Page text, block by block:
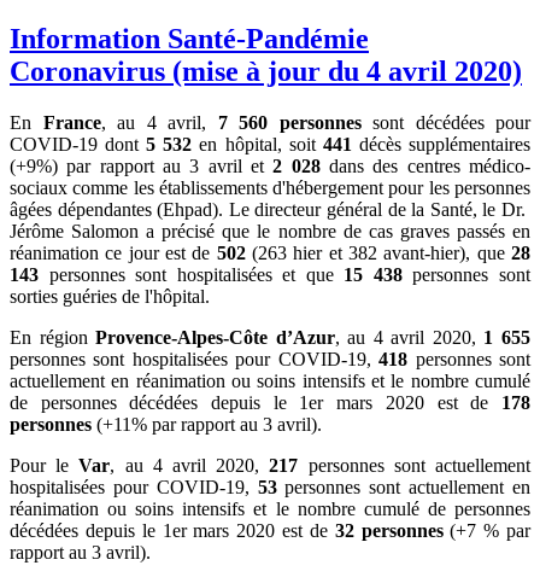
Information Santé-Pandémie
Coronavirus (mise à jour du 4 avril 2020)
En France, au 4 avril, 7 560 personnessont décédées pour
COVID-19 dont5 532 en hôpital, soit 441 décès supplémentaires
(+9%) par rapport au 3 avril et2 028dans des centres médico-
sociaux comme les établissements d'hébergement pour les personnes
âgées dépendantes (Ehpad). Le directeur général de la Santé, le Dr.
Jérôme Salomon a précisé que le nombre de cas graves passés en
réanimation ce jour est de 502(263 hier et 382 avant-hier), que28
143 personnes sont hospitalisées et que 15 438personnes sont
sorties guéries de l'hôpital.
En régionProvence-Alpes-Côte d’Azur, au 4 avril 2020, 1 655
personnes sont hospitalisées pour COVID-19,418 personnes sont
actuellement en réanimation ou soins intensifs et le nombre cumulé
de personnes décédées depuis le 1er mars 2020 est de 178
personnes (+11% par rapport au 3 avril).
Pour leVar, au 4 avril 2020,217 personnes sont actuellement
hospitalisées pour COVID-19, 53personnes sont actuellement en
réanimation ou soins intensifs et le nombre cumulé de personnes
décédées depuis le 1er mars 2020 est de 32 personnes(+7 % par
rapport au 3 avril).